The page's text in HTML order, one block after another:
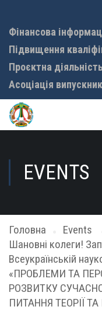
Фінансова
Підвищення
Проєктна
Асоціація
EVENTS
Головна
Events
Шановні колеги!
Всеукраїнській
«ПРОБЛЕМИ ТА
РОЗВИТКУ
ПИТАННЯ ТЕОРІЇ